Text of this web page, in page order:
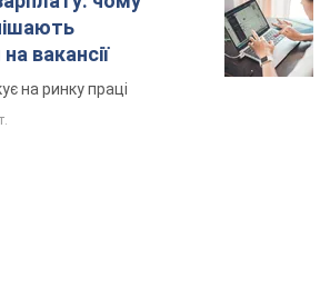
вакансії
на ринку праці